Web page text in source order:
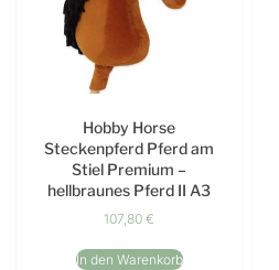
Hobby Horse
Steckenpferd Pferd am
Stiel Premium –
hellbraunes Pferd II A3
107,80€
In den Warenkorb